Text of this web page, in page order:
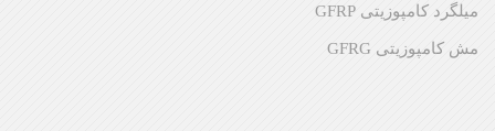
میلگرد کامپوزیتی GFRP
مش کامپوزیتی GFRG